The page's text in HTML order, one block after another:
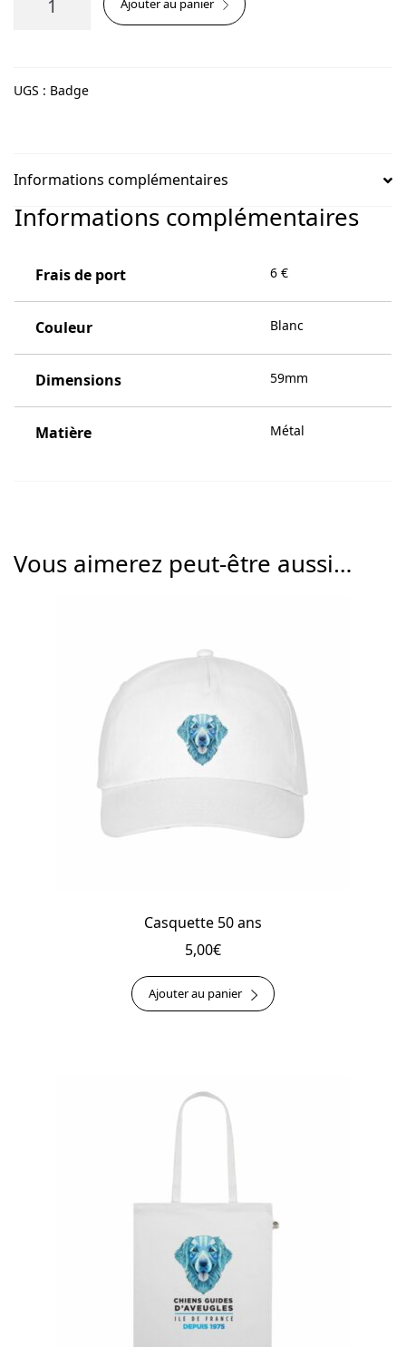
Ajouter au panier
UGS : Badge
Informations complémentaires
Informations complémentaires
Frais de port 6 €
Couleur Blanc
Dimensions 59mm
Matière Métal
Vous aimerez peut-être aussi…
Casquette 50 ans
5,00€
Ajouter au panier